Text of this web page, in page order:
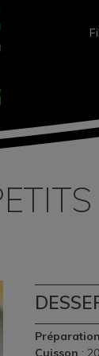
Préparation
Cuisson :